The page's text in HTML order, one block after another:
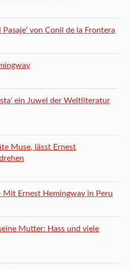
Pasaje‘ von Conil de la Frontera
ein Juwel der Weltliteratur
Muse, lässt Ernest
Mit Ernest Hemingway in Peru
Mutter: Hass und viele